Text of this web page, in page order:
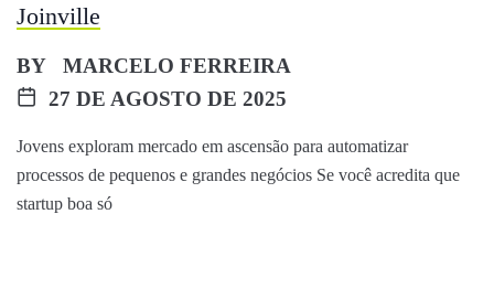
Joinville
BY
MARCELO FERREIRA
27 DE AGOSTO DE 2025
Jovens exploram mercado em ascensão para automatizar
processos de pequenos e grandes negócios Se você acredita que
startup boa só